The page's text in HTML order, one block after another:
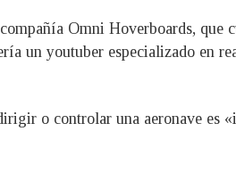
Omni Hoverboards, que
un youtuber especializado en
o controlar una aeronave es